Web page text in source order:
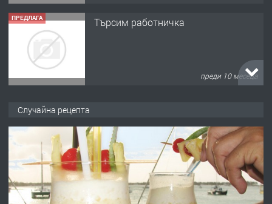
ПРЕДЛАГА Търсим работничка
преди 10 месеца
преди 1 година
ПРЕДЛАГА Работа за общи работници
Случайна рецепта